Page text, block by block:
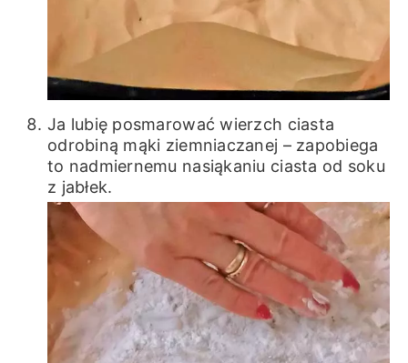
Ja lubię posmarować wierzch ciasta
odrobiną mąki ziemniaczanej – zapobiega
to nadmiernemu nasiąkaniu ciasta od soku
z jabłek.